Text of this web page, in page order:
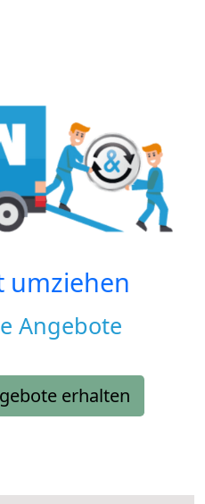
umziehen
Angebote
erhalten